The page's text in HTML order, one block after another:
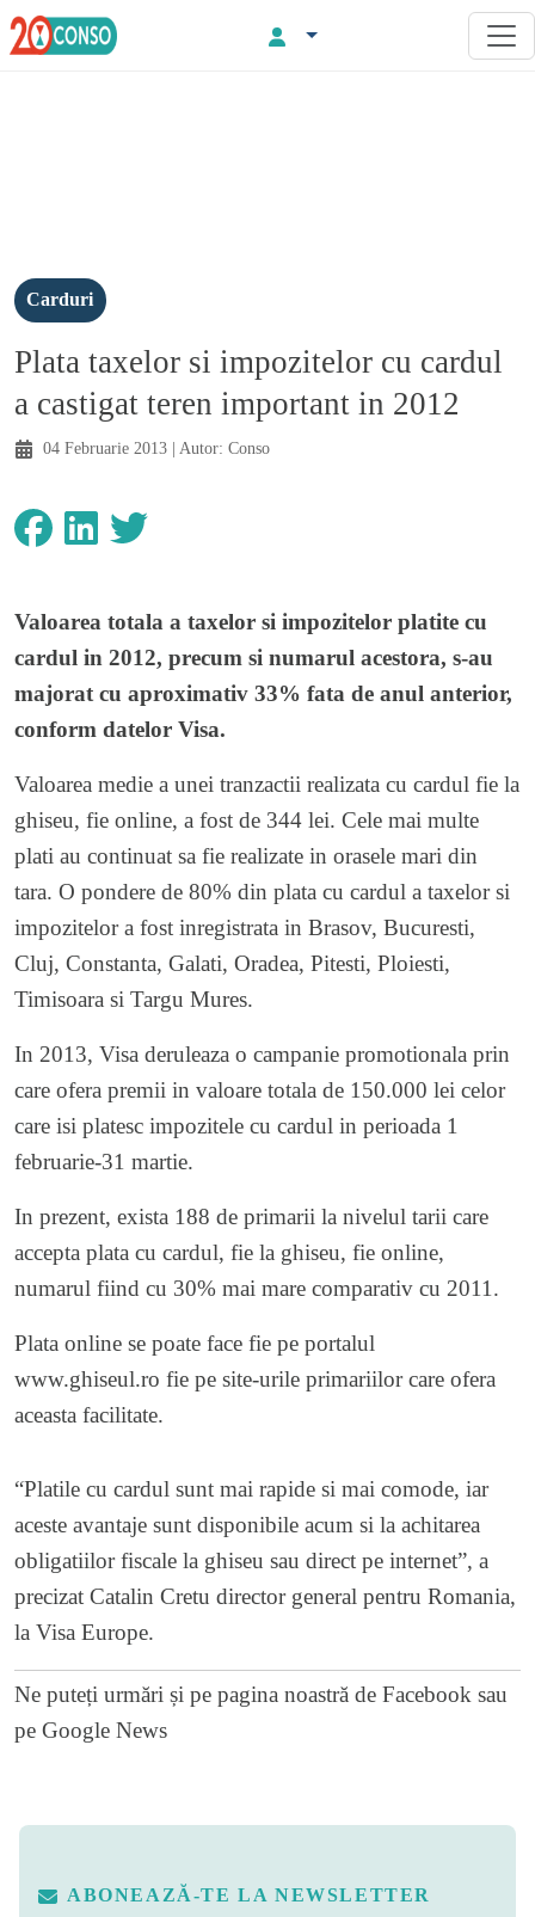
Carduri
Plata taxelor si impozitelor cu cardul
a castigat teren important in 2012
04 Februarie 2013 | Autor: Conso
Valoarea totala a taxelor si impozitelor platite cu
cardul in 2012, precum si numarul acestora, s-au
majorat cu aproximativ 33% fata de anul anterior,
conform datelor Visa.
Valoarea medie a unei tranzactii realizata cu cardul fie la
ghiseu, fie online, a fost de 344 lei. Cele mai multe
plati au continuat sa fie realizate in orasele mari din
tara. O pondere de 80% din plata cu cardul a taxelor si
impozitelor a fost inregistrata in Brasov, Bucuresti,
Cluj, Constanta, Galati, Oradea, Pitesti, Ploiesti,
Timisoara si Targu Mures.
In 2013, Visa deruleaza o campanie promotionala prin
care ofera premii in valoare totala de 150.000 lei celor
care isi platesc impozitele cu cardul in perioada 1
februarie-31 martie.
In prezent, exista 188 de primarii la nivelul tarii care
accepta plata cu cardul, fie la ghiseu, fie online,
numarul fiind cu 30% mai mare comparativ cu 2011.
Plata online se poate face fie pe portalul
www.ghiseul.ro fie pe site-urile primariilor care ofera
aceasta facilitate.
“Platile cu cardul sunt mai rapide si mai comode, iar
aceste avantaje sunt disponibile acum si la achitarea
obligatiilor fiscale la ghiseu sau direct pe internet”, a
precizat Catalin Cretu director general pentru Romania,
la Visa Europe.
Ne puteți urmări și pe pagina noastră de Facebook sau
pe Google News
ABONEAZĂ-TE LA NEWSLETTER